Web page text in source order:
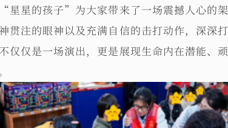
星星的孩子”为大家带来了一场震撼人心的架
贯注的眼神以及充满自信的击打动作，深深打
仅仅是一场演出，更是展现生命内在潜能、顽